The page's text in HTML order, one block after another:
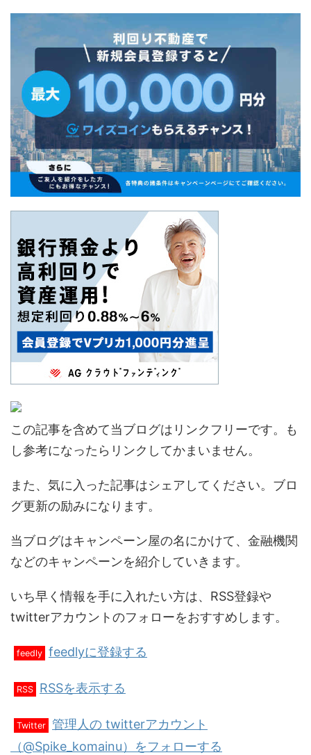
この記事を含めて当ブログはリンクフリーです。も
し参考になったらリンクしてかまいません。
また、気に入った記事はシェアしてください。ブロ
グ更新の励みになります。
当ブログはキャンペーン屋の名にかけて、金融機関
などのキャンペーンを紹介していきます。
いち早く情報を手に入れたい方は、RSS登録や
twitterアカウントのフォローをおすすめします。
feedly feedlyに登録する
RSS RSSを表示する
Twitter 管理人の twitterアカウント
（@Spike_komainu）をフォローする